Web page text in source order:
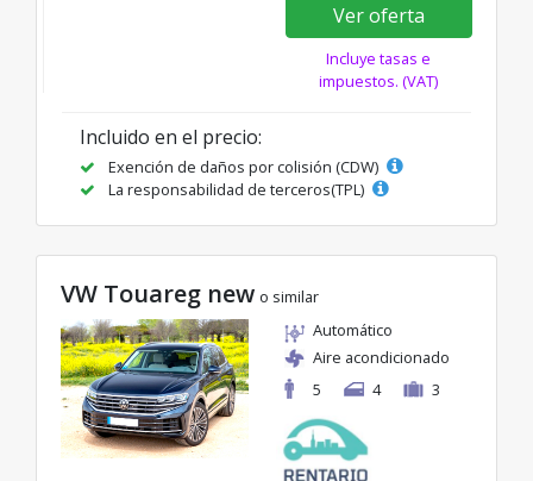
Ver oferta
Incluye tasas e
impuestos. (VAT)
Incluido en el precio:
Exención de daños por colisión (CDW)
La responsabilidad de terceros(TPL)
VW Touareg new o similar
Automático
Aire acondicionado
5
4 3